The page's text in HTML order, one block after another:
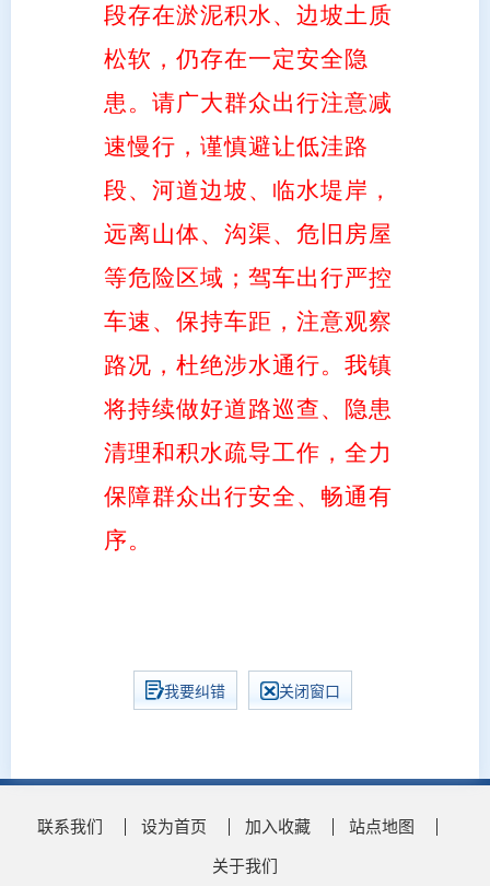
段存在淤泥积水、边坡土质
松软，仍存在一定安全隐
患。请广大群众出行注意减
速慢行，谨慎避让低洼路
段、河道边坡、临水堤岸，
远离山体、沟渠、危旧房屋
等危险区域；驾车出行严控
车速、保持车距，注意观察
路况，杜绝涉水通行。我镇
将持续做好道路巡查、隐患
清理和积水疏导工作，全力
保障群众出行安全、畅通有
序。
我要纠错 关闭窗口
联系我们 设为首页 加入收藏
站点地图
关于我们